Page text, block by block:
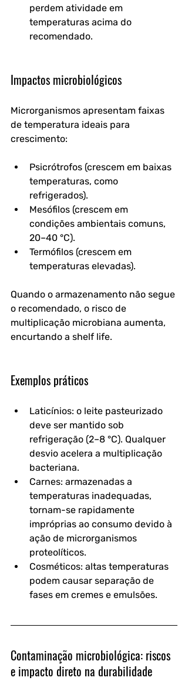
perdem atividade em
temperaturas acima do
recomendado.
Impactos microbiológicos
Microrganismos apresentam faixas
de temperatura ideais para
crescimento:
Psicrótrofos (crescem em baixas
temperaturas, como
refrigerados).
Mesófilos (crescem em
condições ambientais comuns,
20–40 °C).
Termófilos (crescem em
temperaturas elevadas).
Quando o armazenamento não segue
o recomendado, o risco de
multiplicação microbiana aumenta,
encurtando a shelf life.
Exemplos práticos
Laticínios: o leite pasteurizado
deve ser mantido sob
refrigeração (2–8 °C). Qualquer
desvio acelera a multiplicação
bacteriana.
Carnes: armazenadas a
temperaturas inadequadas,
tornam-se rapidamente
impróprias ao consumo devido à
ação de microrganismos
proteolíticos.
Cosméticos: altas temperaturas
podem causar separação de
fases em cremes e emulsões.
Contaminação microbiológica: riscos
e impacto direto na durabilidade